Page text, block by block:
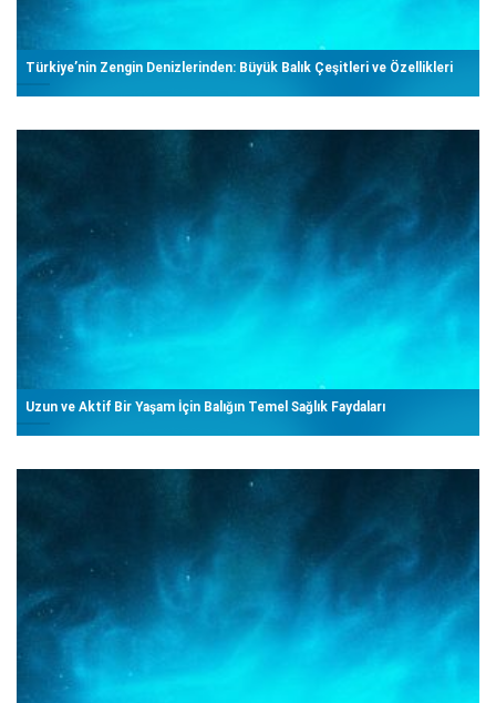
Türkiye’nin Zengin Denizlerinden: Büyük Balık Çeşitleri ve Özellikleri
Uzun ve Aktif Bir Yaşam İçin Balığın Temel Sağlık Faydaları